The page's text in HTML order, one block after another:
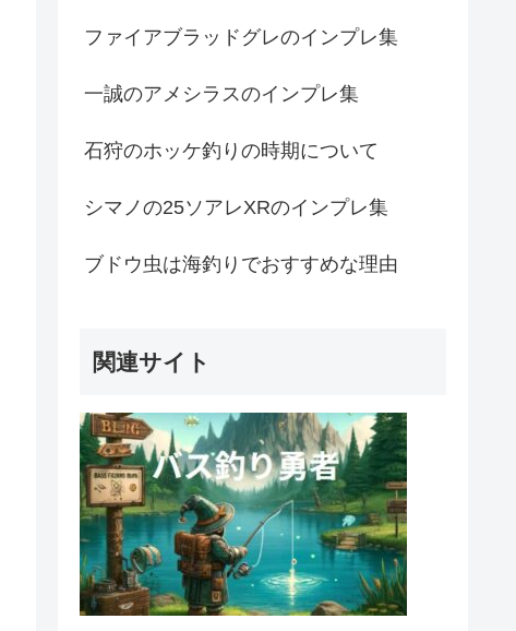
ファイアブラッドグレのインプレ集
一誠のアメシラスのインプレ集
石狩のホッケ釣りの時期について
シマノの25ソアレXRのインプレ集
ブドウ虫は海釣りでおすすめな理由
関連サイト